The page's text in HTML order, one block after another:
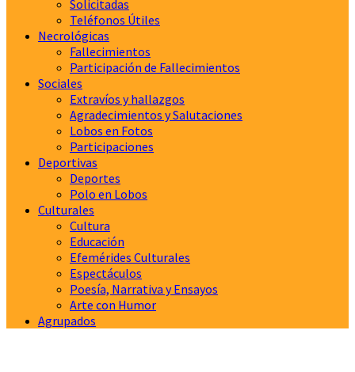
Solicitadas
Teléfonos Útiles
Necrológicas
Fallecimientos
Participación de Fallecimientos
Sociales
Extravíos y hallazgos
Agradecimientos y Salutaciones
Lobos en Fotos
Participaciones
Deportivas
Deportes
Polo en Lobos
Culturales
Cultura
Educación
Efemérides Culturales
Espectáculos
Poesía, Narrativa y Ensayos
Arte con Humor
Agrupados